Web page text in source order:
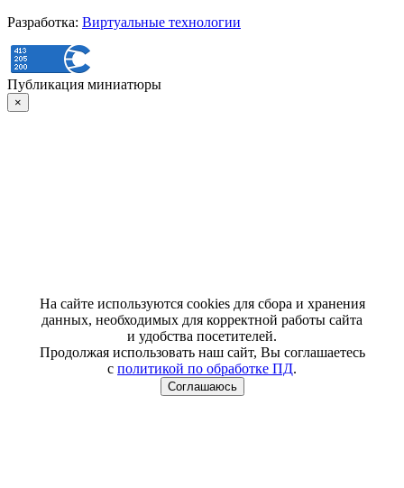
Разработка: Виртуальные технологии
Публикация миниатюры
×
На сайте используются cookies для сбора и хранения
данных, необходимых для корректной работы сайта
и удобства посетителей.
Продолжая использовать наш сайт, Вы соглашаетесь
с политикой по обработке ПД.
Соглашаюсь